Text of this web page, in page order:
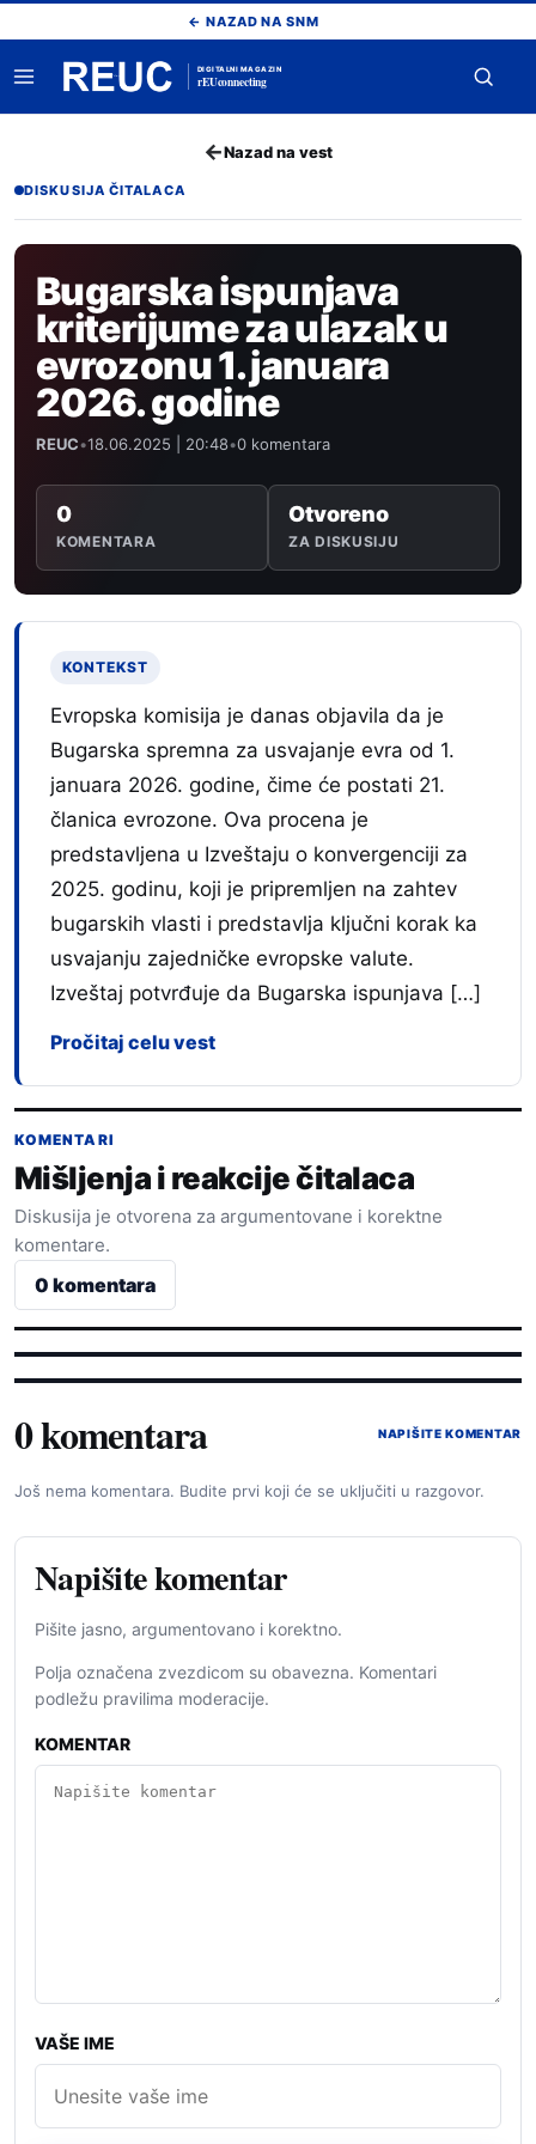
na
sadržaj
← NAZAD NA SNM
Otvori
meni
DIGITALNI MAGAZIN
rEUconnecting
←Nazad na vest
DISKUSIJA ČITALACA
Bugarska ispunjava
kriterijume za ulazak u
evrozonu 1. januara
2026. godine
REUC•18.06.2025 | 20:48•0 komentara
0
KOMENTARA
Otvoreno
ZA DISKUSIJU
KONTEKST
Evropska komisija je danas objavila da je
Bugarska spremna za usvajanje evra od 1.
januara 2026. godine, čime će postati 21.
članica evrozone. Ova procena je
predstavljena u Izveštaju o konvergenciji za
2025. godinu, koji je pripremljen na zahtev
bugarskih vlasti i predstavlja ključni korak ka
usvajanju zajedničke evropske valute.
Izveštaj potvrđuje da Bugarska ispunjava […]
Pročitaj celu vest
KOMENTARI
Mišljenja i reakcije čitalaca
Diskusija je otvorena za argumentovane i korektne
komentare.
0 komentara
0 komentara NAPIŠITE KOMENTAR
Još nema komentara. Budite prvi koji će se uključiti u razgovor.
Napišite komentar
Pišite jasno, argumentovano i korektno.
Polja označena zvezdicom su obavezna. Komentari
podležu pravilima moderacije.
KOMENTAR
VAŠE IME